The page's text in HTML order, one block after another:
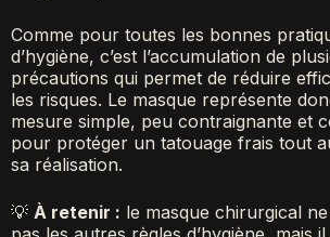
Comme pour toutes les bonnes
d’hygiène, c’est l’accumulation de
précautions qui permet de réduire
les risques. Le masque représente
mesure simple, peu contraignante et
pour protéger un tatouage frais tout
sa réalisation.
💡 À retenir : le masque chirurgical